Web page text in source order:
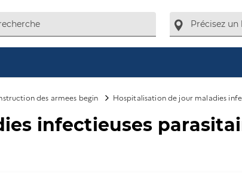
des armees begin Hospitalisation de jour maladies
infectieuses